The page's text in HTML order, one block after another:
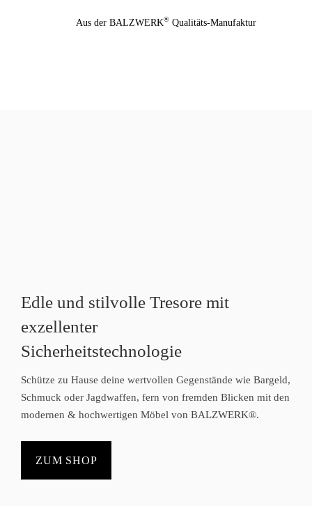
Aus der BALZWERK®Qualitäts-Manufaktur
Edle und stilvolle Tresore mit
exzellenter
Sicherheitstechnologie
Schütze zu Hause deine wertvollen Gegenstände wie Bargeld,
Schmuck oder Jagdwaffen, fern von fremden Blicken mit den
modernen & hochwertigen Möbel von BALZWERK®.
ZUM SHOP